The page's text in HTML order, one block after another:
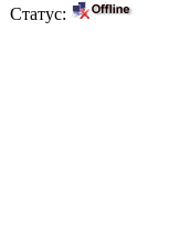
Статус: